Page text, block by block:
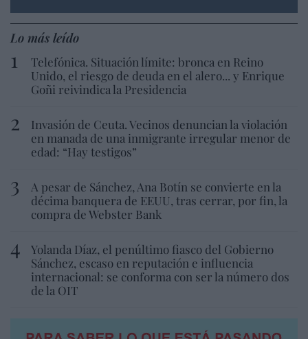
Lo más leído
Telefónica. Situación límite: bronca en Reino
Unido, el riesgo de deuda en el alero... y Enrique
Goñi reivindica la Presidencia
Invasión de Ceuta. Vecinos denuncian la violación
en manada de una inmigrante irregular menor de
edad: “Hay testigos”
A pesar de Sánchez, Ana Botín se convierte en la
décima banquera de EEUU, tras cerrar, por fin, la
compra de Webster Bank
Yolanda Díaz, el penúltimo fiasco del Gobierno
Sánchez, escaso en reputación e influencia
internacional: se conforma con ser la número dos
de la OIT